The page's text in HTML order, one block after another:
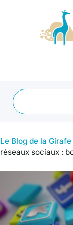
Le Blog de la
réseaux sociaux :